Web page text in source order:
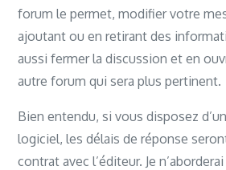
forum le permet, modifier votre
ajoutant ou en retirant des
aussi fermer la discussion et en
autre forum qui sera plus pertinent.
Bien entendu, si vous disposez
logiciel, les délais de réponse
contrat avec l’éditeur. Je